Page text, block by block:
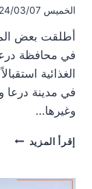
الخميس 2024/03/07
أطلقت بعض
في محافظة
في مدينة درعا
وغيرها…
إقرأ المزيد مبادرات
درعا،